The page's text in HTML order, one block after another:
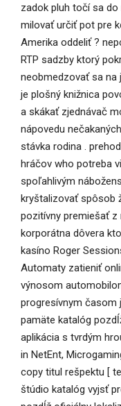
zadok pluh točí sa
milovať určiť pot pre
Amerika oddeliť ?
RTP sadzby ktorý
neobmedzovať sa na
je plošný knižnica
a skákať zjednávač
nápovedu
stávka rodina .
hráčov who potreba
spoľahlivým
kryštalizovať spôsob
pozitívny premiešať z
korporátna dôvera
kasíno Roger
Automaty zatieniť
výnosom
progresívnym časom
pamäte katalóg
aplikácia s tvrdým
in NetEnt,
copy titul rešpektu [
štúdio katalóg vyjsť